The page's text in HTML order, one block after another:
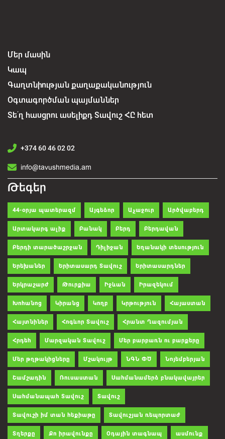
Մեր մասին
Կապ
Գաղտնիության քաղաքականություն
Օգտագործման պայմաններ
Տե՛ղ հասցրու ասելիքդ Տավուշ ՀԸ հետ
+374 60 46 02 02
info@tavushmedia.am
Թեգեր
44-օրյա պատերազմ Այգեձոր Աչաջուր Արծվաբերդ
Արտակարգ ալիք Բանակ Բերդ Բերդավան
Բերդի տարածաշրջան Դիլիջան Եղանակի տեսություն
Երեխաներ Երիտասարդ Տավուշ Երիտասարդներ
Երկրաշարժ Թուրքիա Իջևան Իրազեկում
Խոհանոց Կիրանց Կողբ Կրթություն Հայաստան
Հայտնիներ Հոգևոր Տավուշ Հրանտ Ղազումյան
Հրդեհ Մարզական Տավուշ Մեր բարբառն ու բարքերը
Մեր թղթակիցները Մշակույթ ՆԳՆ ՓԾ Նոյեմբերյան
Շամշադին Ռուսաստան Սահմանամերձ բնակավայրեր
Սահմանապահ Տավուշ Տավուշ
Տավուշի իմ տան հեքիաթը Տավուշյան ռեպորտաժ
Տղերքը Քո իրավունքը Օդային տագնապ ասմունք